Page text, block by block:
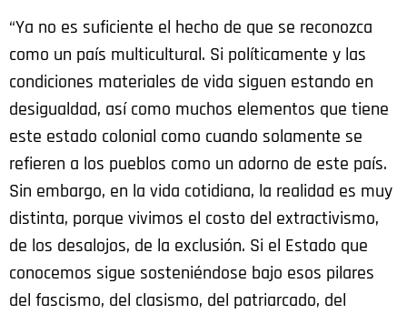
“Ya no es suficiente el hecho de que se reconozca
como un país multicultural. Si políticamente y las
condiciones materiales de vida siguen estando en
desigualdad, así como muchos elementos que tiene
este estado colonial como cuando solamente se
refieren a los pueblos como un adorno de este país.
Sin embargo, en la vida cotidiana, la realidad es muy
distinta, porque vivimos el costo del extractivismo,
de los desalojos, de la exclusión. Si el Estado que
conocemos sigue sosteniéndose bajo esos pilares
del fascismo, del clasismo, del patriarcado, del